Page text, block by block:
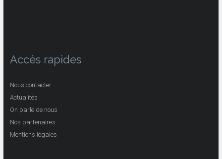
Accès rapides
Nous contacter
Actualités
On parle de nous
Nos partenaires
Mentions légales